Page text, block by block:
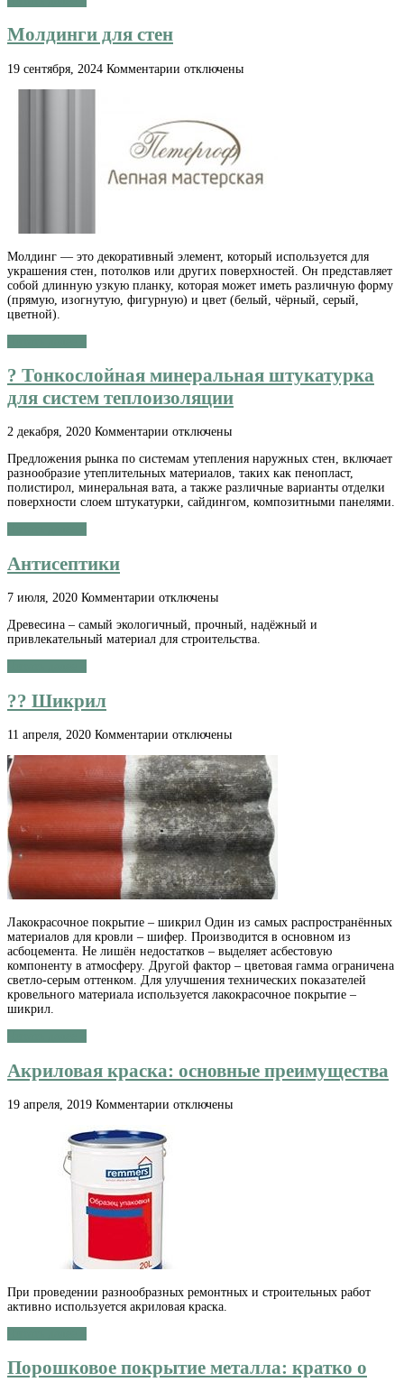
Молдинги для стен
19 сентября, 2024 Комментарии к
стен
отключены
Молдинг — это декоративный элемент, который используется для
украшения стен, потолков или других поверхностей. Он представляет
собой длинную узкую планку, которая может иметь различную форму
(прямую, изогнутую, фигурную) и цвет (белый, чёрный, серый,
цветной).
? Тонкослойная минеральная штукатурка
для систем теплоизоляции
2 декабря, 2020 Комментарии к
?
Тонкослойная
минеральная
штукатурка
отключены
Предложения рынка по системам утепления наружных стен, включает
разнообразие утеплительных материалов, таких как пенопласт,
полистирол, минеральная вата, а также различные варианты отделки
поверхности слоем штукатурки, сайдингом, композитными панелями.
Антисептики
7 июля, 2020 Комментарии к
Антисептики
отключены
Древесина – самый экологичный, прочный, надёжный и
привлекательный материал для строительства.
?️? Шикрил
11 апреля, 2020 Комментарии к
?️?
Шикрил
отключены
Лакокрасочное покрытие – шикрил Один из самых распространённых
материалов для кровли – шифер. Производится в основном из
асбоцемента. Не лишён недостатков – выделяет асбестовую
компоненту в атмосферу. Другой фактор – цветовая гамма ограничена
светло-серым оттенком. Для улучшения технических показателей
кровельного материала используется лакокрасочное покрытие –
шикрил.
Акриловая краска: основные преимущества
19 апреля, 2019 Комментарии котключены
При проведении разнообразных ремонтных и строительных работ
активно используется акриловая краска.
Порошковое покрытие металла: кратко о